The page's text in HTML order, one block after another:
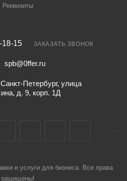
Реквизиты
18-15 ЗАКАЗАТЬ ЗВОНОК
spb@0ffer.ru
Санкт-Петербург, улица
д. 9, корп. 1Д
и услуги для бизнеса. Все права
защищены!